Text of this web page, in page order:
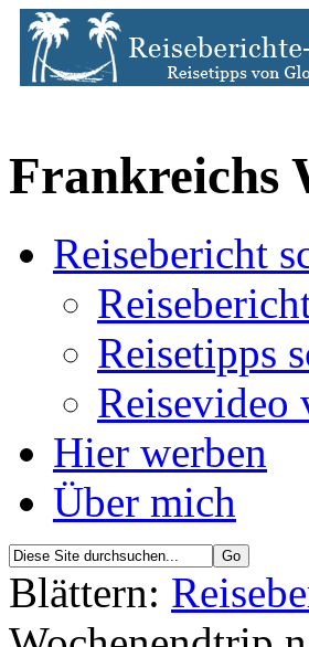
Frankreichs
Reisebericht
Reisetipps
Reisevideo
Hier werben
Über mich
Blättern: